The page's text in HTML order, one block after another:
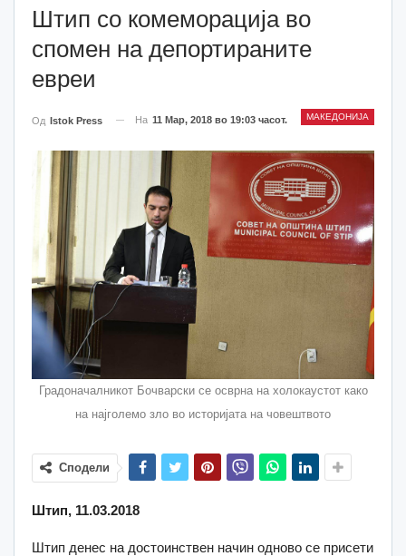
Штип со комеморација во
спомен на депортираните
евреи
МАКЕДОНИЈА
Од Istok Press На 11 Мар, 2018 во 19:03 часот.
Градоначалникот Бочварски се осврна на холокаустот како
на најголемо зло во историјата на човештвото
Сподели
Штип, 11.03.2018
Штип денес на достоинствен начин одново се присети